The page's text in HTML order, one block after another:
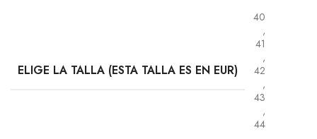
ELIGE LA TALLA (ESTA TALLA ES EN EUR)
40
,
41
,
42
,
43
,
44